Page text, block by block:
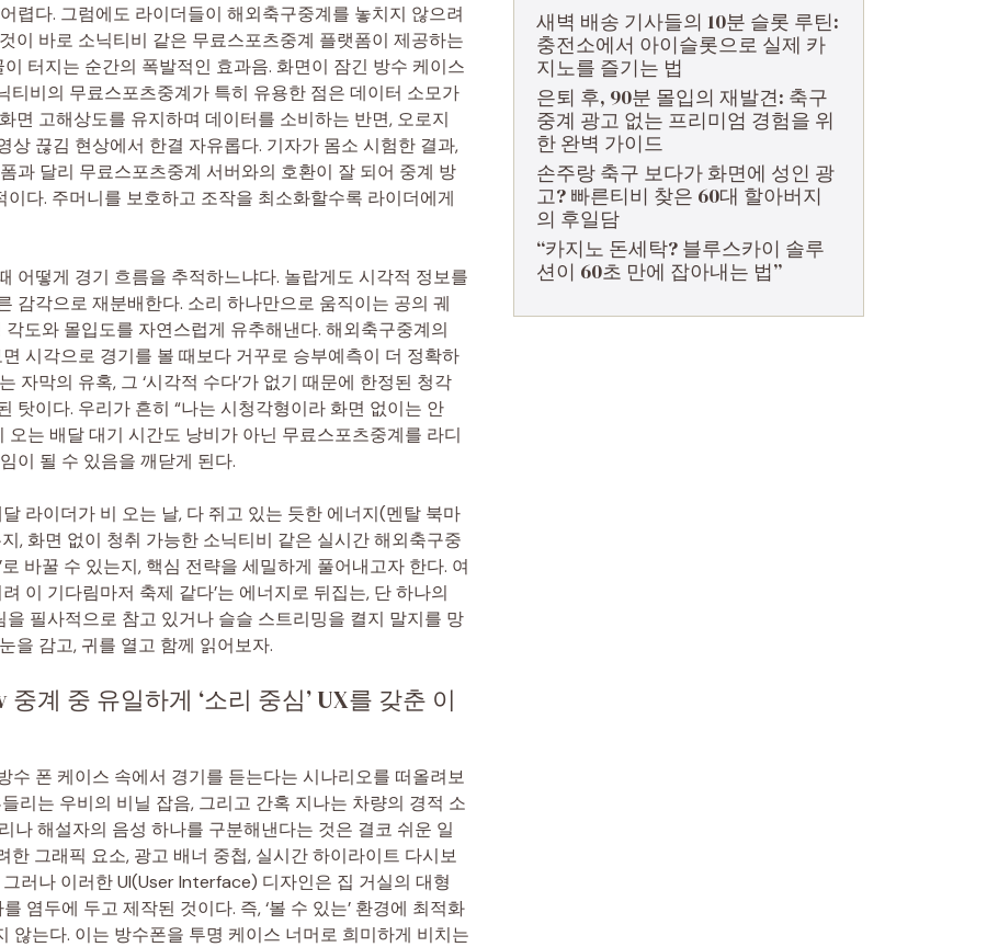
렵다. 그럼에도 라이더들이 해외축구중계를 놓치지 않으려
이 바로 소닉티비 같은 무료스포츠중계 플랫폼이 제공하는
터지는 순간의 폭발적인 효과음. 화면이 잠긴 방수 케이스
티비의 무료스포츠중계가 특히 유용한 점은 데이터 소모가
면 고해상도를 유지하며 데이터를 소비하는 반면, 오로지
끊김 현상에서 한결 자유롭다. 기자가 몸소 시험한 결과,
과 달리 무료스포츠중계 서버와의 호환이 잘 되어 중계 방
다. 주머니를 보호하고 조작을 최소화할수록 라이더에게
어떻게 경기 흐름을 추적하느냐다. 놀랍게도 시각적 정보를
감각으로 재분배한다. 소리 하나만으로 움직이는 공의 궤
도와 몰입도를 자연스럽게 유추해낸다. 해외축구중계의
시각으로 경기를 볼 때보다 거꾸로 승부예측이 더 정확하
자막의 유혹, 그 ‘시각적 수다’가 없기 때문에 한정된 청각
탓이다. 우리가 흔히 “나는 시청각형이라 화면 없이는 안
는 배달 대기 시간도 낭비가 아닌 무료스포츠중계를 라디
이 될 수 있음을 깨닫게 된다.
라이더가 비 오는 날, 다 쥐고 있는 듯한 에너지(멘탈 북마
, 화면 없이 청취 가능한 소닉티비 같은 실시간 해외축구중
바꿀 수 있는지, 핵심 전략을 세밀하게 풀어내고자 한다. 여
이 기다림마저 축제 같다’는 에너지로 뒤집는, 단 하나의
필사적으로 참고 있거나 슬슬 스트리밍을 켤지 말지를 망
을 감고, 귀를 열고 함께 읽어보자.
계 중 유일하게 ‘소리 중심’ UX를 갖춘 이
수 폰 케이스 속에서 경기를 듣는다는 시나리오를 떠올려보
리는 우비의 비닐 잡음, 그리고 간혹 지나는 차량의 경적 소
해설자의 음성 하나를 구분해낸다는 것은 결코 쉬운 일
그래픽 요소, 광고 배너 중첩, 실시간 하이라이트 다시보
러나 이러한 UI(User Interface) 디자인은 집 거실의 대형
염두에 두고 제작된 것이다. 즉, ‘볼 수 있는’ 환경에 최적화
않는다. 이는 방수폰을 투명 케이스 너머로 희미하게 비치는
새벽 배송 기사들의 10분 슬롯 루틴:
충전소에서 아이슬롯으로 실제 카
지노를 즐기는 법
은퇴 후, 90분 몰입의 재발견: 축구
중계 광고 없는 프리미엄 경험을 위
한 완벽 가이드
손주랑 축구 보다가 화면에 성인 광
고? 빠른티비 찾은 60대 할아버지
의 후일담
“카지노 돈세탁? 블루스카이 솔루
션이 60초 만에 잡아내는 법”